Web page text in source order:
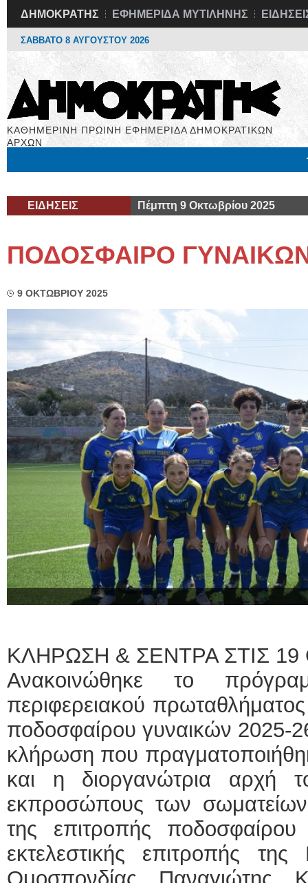
ΔΗΜΟΚΡΑΤΗΣ ΕΦΗΜΕΡΙΔΑ ΜΥΤΙΛΗΝΗΣ
ΣΑΒΒΑΤΟ 8 ΑΥΓΟΥΣΤΟΥ 2026
ΚΑΘΗΜΕΡΙΝΗ ΠΡΩΙΝΗ ΕΦΗΜΕΡΙΔΑ ΔΗΜΟΚΡΑΤΙΚΩΝ
ΑΡΧΩΝ
ΕΙΔΗΣΕΙΣ Πέμπτη 9 Οκτωβρίου 2025
ΠΟΔΟΣΦΑΙΡΟ
9 ΟΚΤΩΒΡΙΟΥ 2025
ΚΛΗΡΩΣΗ & ΣΕΝΤΡΑ ΣΤΙΣ
Ανακοινώθηκε το
περιφερειακού
ποδοσφαίρου γυναικών
κλήρωση που
και η διοργανώτρια αρχή
εκπροσώπους των
της επιτροπής
εκτελεστικής επιτροπής